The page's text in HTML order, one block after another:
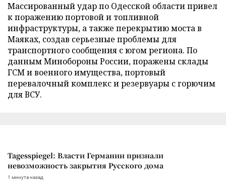
Массированный удар по Одесской области привел
к поражению портовой и топливной
инфраструктуры, а также перекрытию моста в
Маяках, создав серьезные проблемы для
транспортного сообщения с югом региона. По
данным Минобороны России, поражены склады
ГСМ и военного имущества, портовый
перевалочный комплекс и резервуары с горючим
для ВСУ.
Tagesspiegel: Власти Германии признали
невозможность закрытия Русского дома
1 минута назад